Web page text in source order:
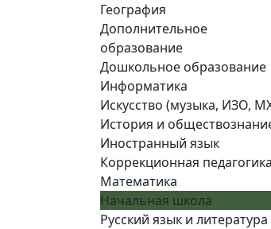
География
Дополнительное
образование
Дошкольное образование
Информатика
Искусство (музыка, ИЗО,
История и
Иностранный язык
Коррекционная педагогика
Математика
Начальная школа
Русский язык и литература